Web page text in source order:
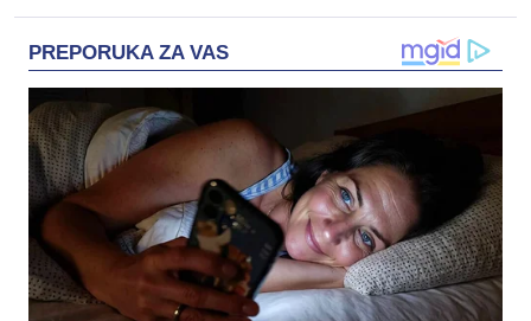
PREPORUKA ZA VAS